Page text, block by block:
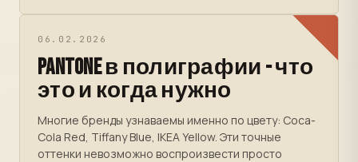
06.02.2026
Pantone в полиграфии - что
это и когда нужно
Многие бренды узнаваемы именно по цвету: Coca-
Cola Red, Tiffany Blue, IKEA Yellow. Эти точные
оттенки невозможно воспроизвести просто